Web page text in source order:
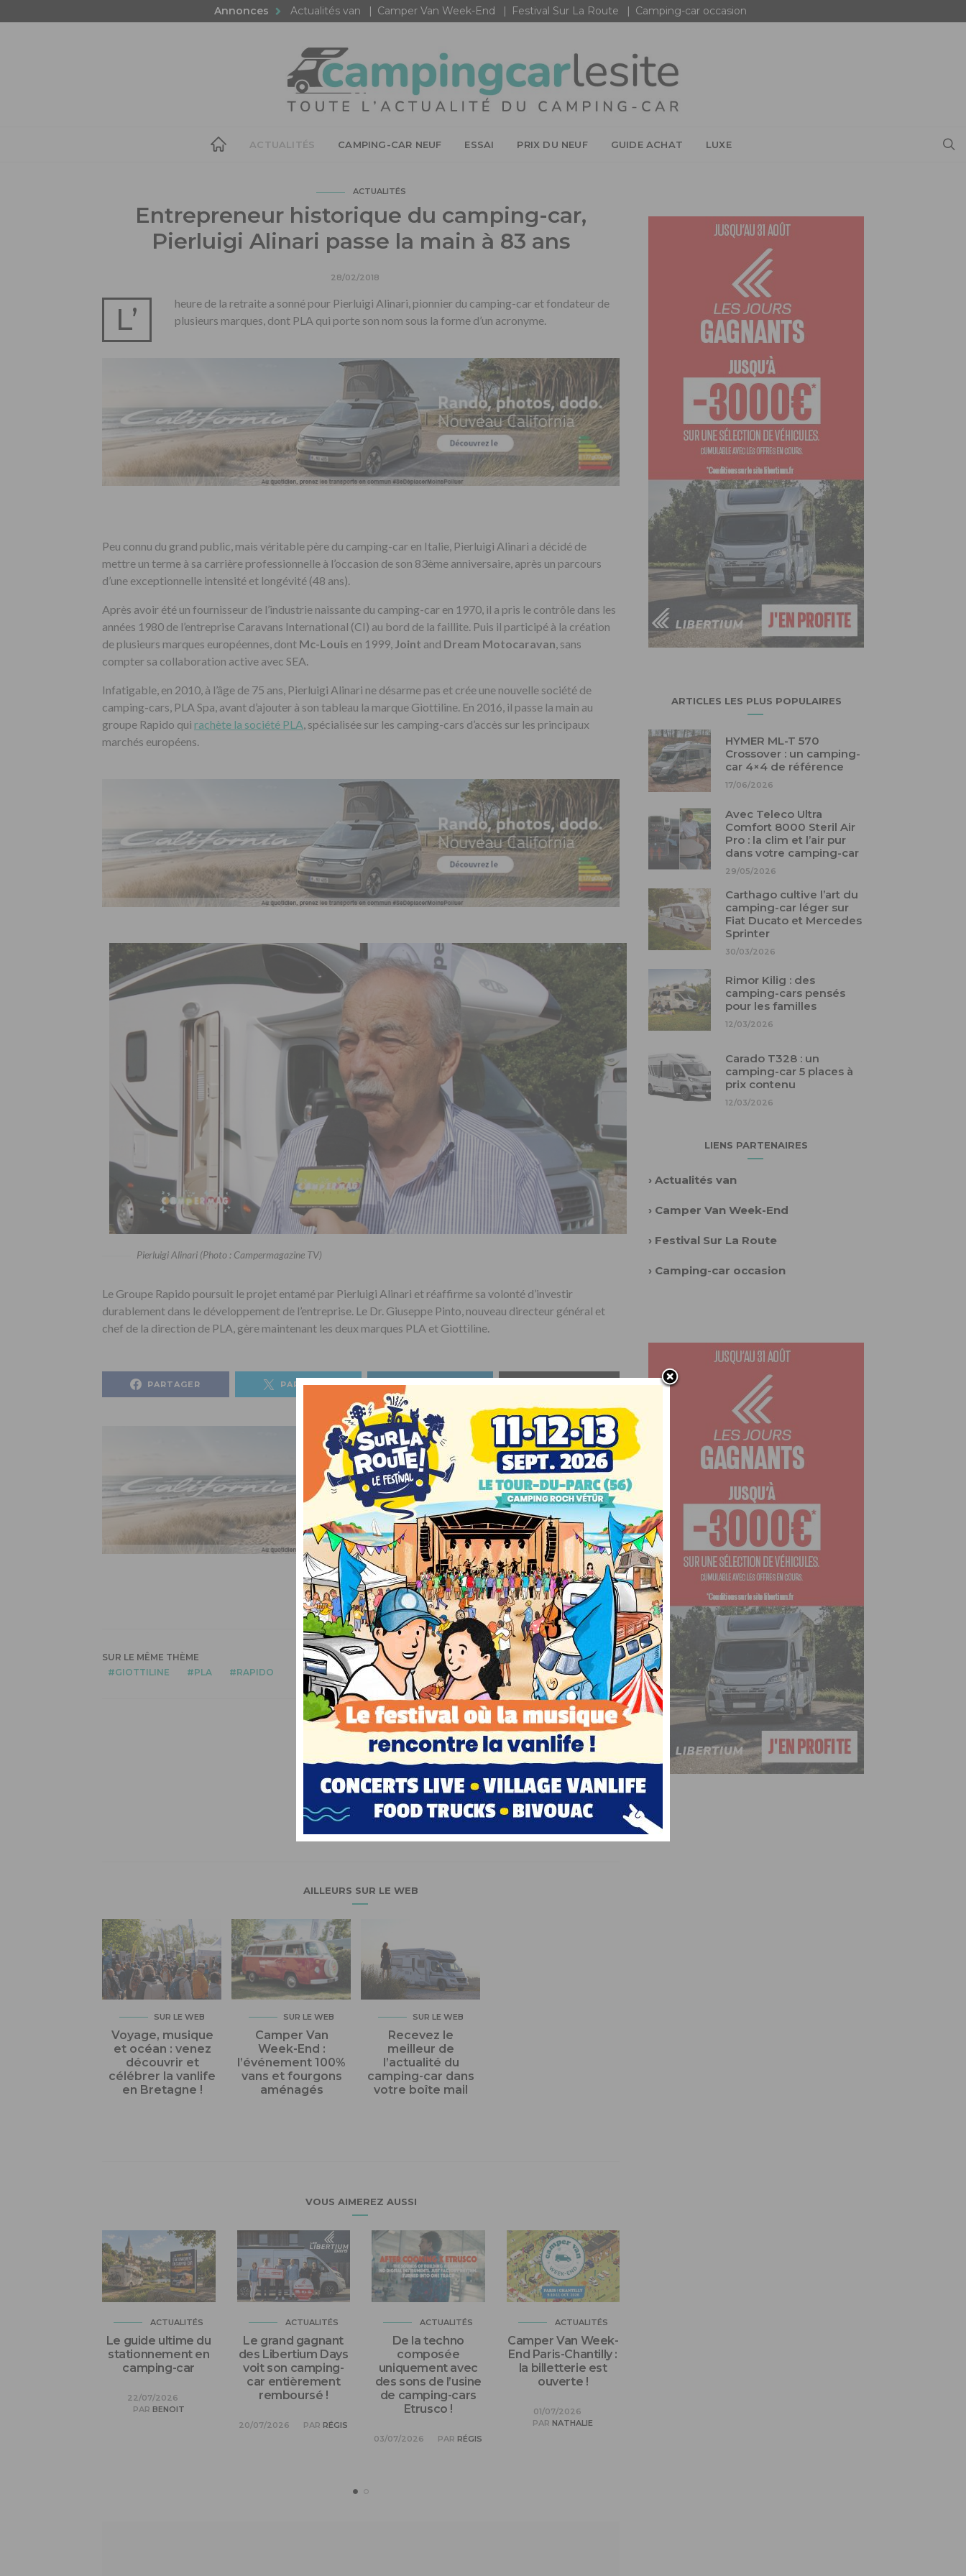
Annonces Actualités van Camper Van Week-End Festival Sur La Route Camping-car occasion
ACTUALITÉS CAMPING-CAR NEUF ESSAI PRIX DU NEUF GUIDE ACHAT LUXE
ACTUALITÉS
Entrepreneur historique du camping-car,
Pierluigi Alinari passe la main à 83 ans
28/02/2018
L’
heure de la retraite a sonné pour Pierluigi Alinari, pionnier du camping-car et fondateur de
plusieurs marques, dont PLA qui porte son nom sous la forme d’un acronyme.
Peu connu du grand public, mais véritable père du camping-car en Italie, Pierluigi Alinari a décidé de
mettre un terme à sa carrière professionnelle à l’occasion de son 83ème anniversaire, après un parcours
d’une exceptionnelle intensité et longévité (48 ans).
Après avoir été un fournisseur de l’industrie naissante du camping-car en 1970, il a pris le contrôle dans les
années 1980 de l’entreprise Caravans International (CI) au bord de la faillite. Puis il participé à la création
de plusieurs marques européennes, dont Mc-Louis en 1999, Joint and Dream Motocaravan, sans
compter sa collaboration active avec SEA.
Infatigable, en 2010, à l’âge de 75 ans, Pierluigi Alinari ne désarme pas et crée une nouvelle société de
camping-cars, PLA Spa, avant d’ajouter à son tableau la marque Giottiline. En 2016, il passe la main au
groupe Rapido qui rachète la société PLA, spécialisée sur les camping-cars d’accès sur les principaux
marchés européens.
Pierluigi Alinari (Photo : Campermagazine TV)
Le Groupe Rapido poursuit le projet entamé par Pierluigi Alinari et réaffirme sa volonté d’investir
durablement dans le développement de l’entreprise. Le Dr. Giuseppe Pinto, nouveau directeur général et
chef de la direction de PLA, gère maintenant les deux marques PLA et Giottiline.
PARTAGER PARTAGER PARTAGER ENVOYER
SUR LE MÊME THÈME
GIOTTILINE
PLA RAPIDO
Benoit
AILLEURS SUR LE WEB
SUR LE WEB
Voyage, musique
et océan : venez
découvrir et
célébrer la vanlife
en Bretagne !
SUR LE WEB
Camper Van
Week-End :
l’événement 100%
vans et fourgons
aménagés
SUR LE WEB
Recevez le
meilleur de
l’actualité du
camping-car dans
votre boîte mail
VOUS AIMEREZ AUSSI
ACTUALITÉS
Le guide ultime du
stationnement en
camping-car
22/07/2026
PAR BENOIT
ACTUALITÉS
Le grand gagnant
des Libertium Days
voit son camping-
car entièrement
remboursé !
20/07/2026 PAR RÉGIS
ACTUALITÉS
De la techno
composée
uniquement avec
des sons de l’usine
de camping-cars
Etrusco !
03/07/2026 PAR RÉGIS
ACTUALITÉS
Camper Van Week-
End Paris-Chantilly :
la billetterie est
ouverte !
01/07/2026
PAR NATHALIE
ARTICLES LES PLUS POPULAIRES
HYMER ML-T 570
Crossover : un camping-
car 4×4 de référence
17/06/2026
Avec Teleco Ultra
Comfort 8000 Steril Air
Pro : la clim et l’air pur
dans votre camping-car
29/05/2026
Carthago cultive l’art du
camping-car léger sur
Fiat Ducato et Mercedes
Sprinter
30/03/2026
Rimor Kilig : des
camping-cars pensés
pour les familles
12/03/2026
Carado T328 : un
camping-car 5 places à
prix contenu
12/03/2026
LIENS PARTENAIRES
› Actualités van
› Camper Van Week-End
› Festival Sur La Route
› Camping-car occasion